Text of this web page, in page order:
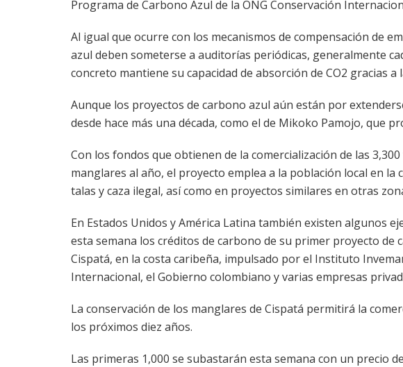
Programa de Carbono Azul de la ONG Conservación
Al igual que ocurre con los mecanismos de compensación de
azul deben someterse a auditorías periódicas, generalmente
concreto mantiene su capacidad de absorción de CO2 gracias a
Aunque los proyectos de carbono azul aún están por
desde hace más una década, como el de Mikoko Pamojo, que
Con los fondos que obtienen de la comercialización de las
manglares al año, el proyecto emplea a la población local en
talas y caza ilegal, así como en proyectos similares en otras
En Estados Unidos y América Latina también existen algunos
esta semana los créditos de carbono de su primer proyecto de
Cispatá, en la costa caribeña, impulsado por el Instituto
Internacional, el Gobierno colombiano y varias empresas
La conservación de los manglares de Cispatá permitirá la
los próximos diez años.
Las primeras 1,000 se subastarán esta semana con un precio